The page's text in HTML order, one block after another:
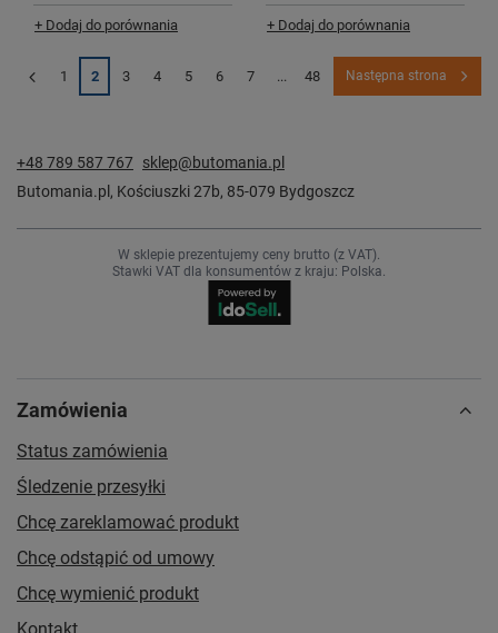
+ Dodaj do porównania + Dodaj do porównania
1 2 3 4 5 6 7 ... 48 Następna strona
+48 789 587 767 sklep@butomania.pl
Butomania.pl , Kościuszki 27b, 85-079 Bydgoszcz
W sklepie prezentujemy ceny brutto (z VAT).
Stawki VAT dla konsumentów z kraju: Polska.
Zamówienia
Status zamówienia
Śledzenie przesyłki
Chcę zareklamować produkt
Chcę odstąpić od umowy
Chcę wymienić produkt